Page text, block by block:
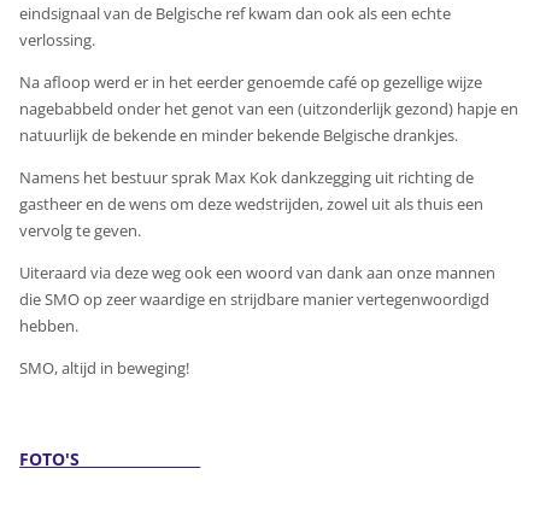
eindsignaal van de Belgische ref kwam dan ook als een echte
verlossing.
Na afloop werd er in het eerder genoemde café op gezellige wijze
nagebabbeld onder het genot van een (uitzonderlijk gezond) hapje en
natuurlijk de bekende en minder bekende Belgische drankjes.
Namens het bestuur sprak Max Kok dankzegging uit richting de
gastheer en de wens om deze wedstrijden, zowel uit als thuis een
vervolg te geven.
Uiteraard via deze weg ook een woord van dank aan onze mannen
die SMO op zeer waardige en strijdbare manier vertegenwoordigd
hebben.
SMO, altijd in beweging!
FOTO'S